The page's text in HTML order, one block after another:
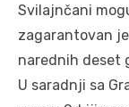
Svilajnčani
zagarantovan
narednih deset
U saradnji sa